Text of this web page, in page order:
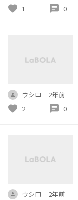
favorite 1 chat 0
ウシロ ｜ 2年前
favorite 2 chat 0
ウシロ ｜ 2年前